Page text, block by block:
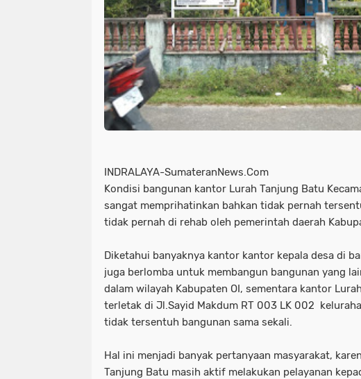
INDRALAYA-SumateranNews.Com
Kondisi bangunan kantor Lurah Tanjung Batu
sangat memprihatinkan bahkan tidak pernah
tidak pernah di rehab oleh pemerintah daerah
Diketahui banyaknya kantor kantor kepala desa di
juga berlomba untuk membangun bangunan yang
dalam wilayah Kabupaten OI, sementara kantor
terletak di Jl.Sayid Makdum RT 003 LK 002
tidak tersentuh bangunan sama sekali.
Hal ini menjadi banyak pertanyaan masyarakat,
Tanjung Batu masih aktif melakukan pelayanan